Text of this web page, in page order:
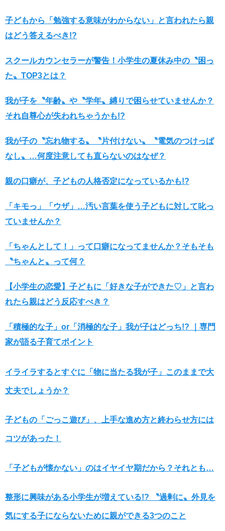
子どもから「勉強する意味がわからない」と言われたら親
はどう答えるべき!?
スクールカウンセラーが警告！小学生の夏休み中の〝困っ
た〟TOP3とは？
我が子を〝年齢〟や〝学年〟縛りで困らせていませんか？
それ自尊心が失われちゃうかも!?
我が子の〝忘れ物する〟〝片付けない〟〝電気のつけっぱ
なし〟…何度注意しても直らないのはなぜ？
親の口癖が、子どもの人格否定になっているかも!?
「キモっ」「ウザ」…汚い言葉を使う子どもに対して叱っ
ていませんか？
「ちゃんとして！」って口癖になってませんか？そもそも
〝ちゃんと〟って何？
【小学生の恋愛】子どもに「好きな子ができた♡」と言わ
れたら親はどう反応すべき？
「積極的な子」or「消極的な子」我が子はどっち!? ｜専門
家が語る子育てポイント
イライラするとすぐに「物に当たる我が子」このままで大
丈夫でしょうか？
子どもの「ごっこ遊び」、上手な進め方と終わらせ方には
コツがあった！
「子どもが懐かない」のはイヤイヤ期だから？それとも…
整形に興味がある小学生が増えている!? 〝過剰に〟外見を
気にする子にならないために親ができる3つのこと